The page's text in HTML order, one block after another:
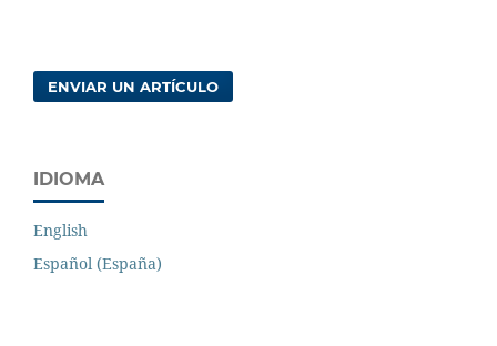
ENVIAR UN ARTÍCULO
IDIOMA
English
Español (España)